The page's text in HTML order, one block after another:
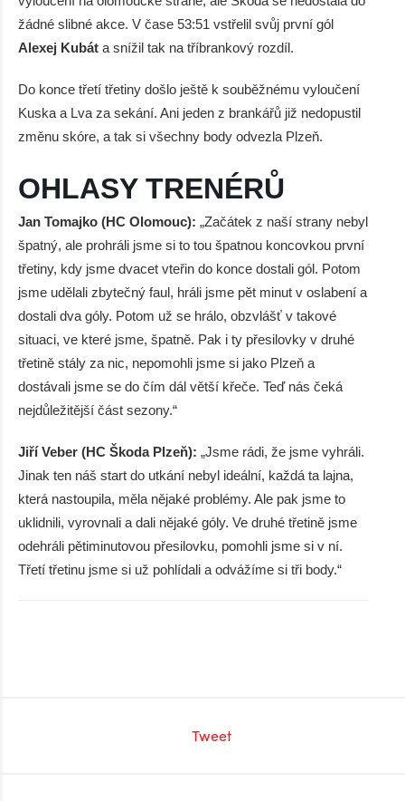
žádné slibné akce. V čase 53:51 vstřelil svůj první gól
Alexej Kubát a snížil tak na tříbrankový rozdíl.
Do konce třetí třetiny došlo ještě k souběžnému vyloučení
Kuska a Lva za sekání. Ani jeden z brankářů již nedopustil
změnu skóre, a tak si všechny body odvezla Plzeň.
OHLASY TRENÉRŮ
Jan Tomajko (HC Olomouc): „Začátek z naší strany nebyl
špatný, ale prohráli jsme si to tou špatnou koncovkou první
třetiny, kdy jsme dvacet vteřin do konce dostali gól. Potom
jsme udělali zbytečný faul, hráli jsme pět minut v oslabení a
dostali dva góly. Potom už se hrálo, obzvlášť v takové
situaci, ve které jsme, špatně. Pak i ty přesilovky v druhé
třetině stály za nic, nepomohli jsme si jako Plzeň a
dostávali jsme se do čím dál větší křeče. Teď nás čeká
nejdůležitější část sezony.“
Jiří Veber (HC Škoda Plzeň): „Jsme rádi, že jsme vyhráli.
Jinak ten náš start do utkání nebyl ideální, každá ta lajna,
která nastoupila, měla nějaké problémy. Ale pak jsme to
uklidnili, vyrovnali a dali nějaké góly. Ve druhé třetině jsme
odehráli pětiminutovou přesilovku, pomohli jsme si v ní.
Třetí třetinu jsme si už pohlídali a odvážíme si tři body.“
Tweet